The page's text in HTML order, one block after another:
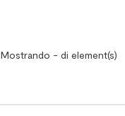
Mostrando - di element(s)